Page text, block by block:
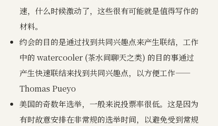
速，什么时候激动了，这些很有可能就是值得写作的
材料。
约会的目的是通过找到共同兴趣点来产生联结，工作
中的 watercooler (茶水间聊天之类) 的目的事通过
产生快速联结来找到共同兴趣点，以方便工作——
Thomas Pueyo
美国的奇数年选举，一般来说投票率很低。这是因为
有时故意安排在非常规的选举时间，以避免受到常规